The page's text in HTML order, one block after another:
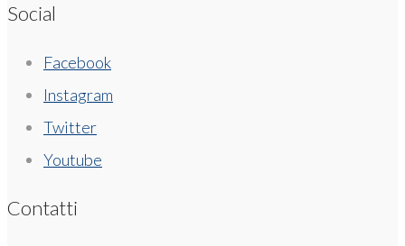
Social
Facebook
Instagram
Twitter
Youtube
Contatti